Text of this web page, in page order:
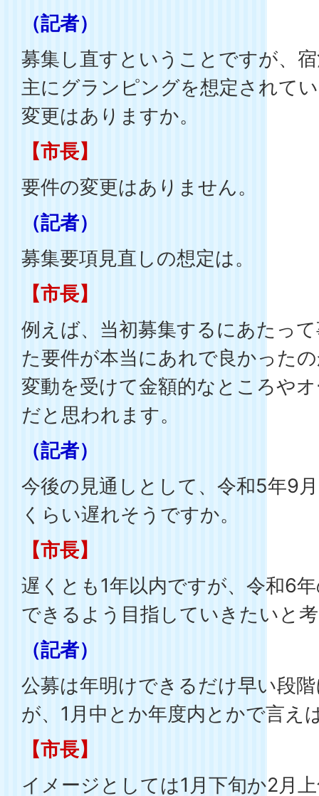
（記者）
募集し直すということですが、
主にグランピングを想定されて
変更はありますか。
【市長】
要件の変更はありません。
（記者）
募集要項見直しの想定は。
【市長】
例えば、当初募集するにあたっ
た要件が本当にあれで良かった
変動を受けて金額的なところや
だと思われます。
（記者）
今後の見通しとして、令和5年9
くらい遅れそうですか。
【市長】
遅くとも1年以内ですが、令和6
できるよう目指していきたいと
（記者）
公募は年明けできるだけ早い段
が、1月中とか年度内とかで言え
【市長】
イメージとしては1月下旬か2月